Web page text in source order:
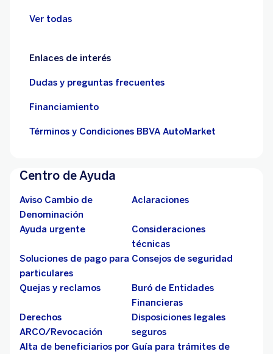
Ver todas
Enlaces de interés
Dudas y preguntas frecuentes
Financiamiento
Términos y Condiciones BBVA AutoMarket
Centro de Ayuda
Aviso Cambio de
Denominación
Aclaraciones
Ayuda urgente
Consideraciones
técnicas
Soluciones de pago para
particulares
Consejos de seguridad
Quejas y reclamos
Buró de Entidades
Financieras
Derechos
ARCO/Revocación
Disposiciones legales
seguros
Alta de beneficiarios por Guía para trámites de